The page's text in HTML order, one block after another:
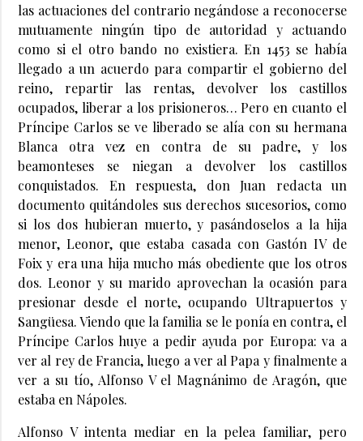
las actuaciones del contrario negándose a reconocerse
mutuamente ningún tipo de autoridad y actuando
como si el otro bando no existiera. En 1453 se había
llegado a un acuerdo para compartir el gobierno del
reino, repartir las rentas, devolver los castillos
ocupados, liberar a los prisioneros… Pero en cuanto el
Príncipe Carlos se ve liberado se alía con su hermana
Blanca otra vez en contra de su padre, y los
beamonteses se niegan a devolver los castillos
conquistados. En respuesta, don Juan redacta un
documento quitándoles sus derechos sucesorios, como
si los dos hubieran muerto, y pasándoselos a la hija
menor, Leonor, que estaba casada con Gastón IV de
Foix y era una hija mucho más obediente que los otros
dos. Leonor y su marido aprovechan la ocasión para
presionar desde el norte, ocupando Ultrapuertos y
Sangüesa. Viendo que la familia se le ponía en contra, el
Príncipe Carlos huye a pedir ayuda por Europa: va a
ver al rey de Francia, luego a ver al Papa y finalmente a
ver a su tío, Alfonso V el Magnánimo de Aragón, que
estaba en Nápoles.
Alfonso V intenta mediar en la pelea familiar, pero